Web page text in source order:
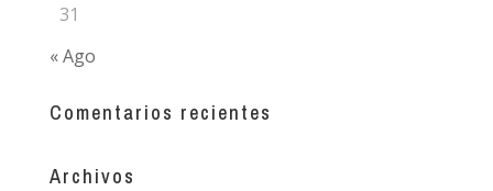
31
« Ago
Comentarios recientes
Archivos